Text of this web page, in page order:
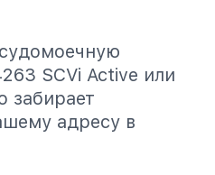
SCVi Active или
забирает
адресу в